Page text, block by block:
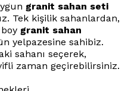
granit sahan seti
Tek kişilik sahanlardan,
granit sahan
yelpazesine sahibiz.
sahanı seçerek,
zaman geçirebilirsiniz.